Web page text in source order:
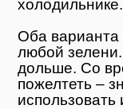
холодильнике.
Оба варианта
любой
дольше. Со
пожелтеть –